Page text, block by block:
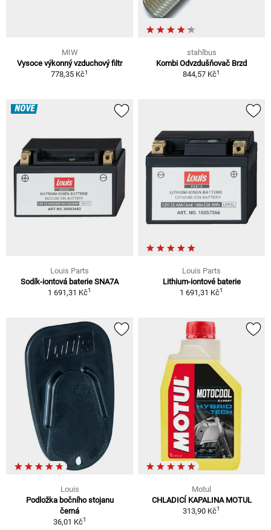
MIW
Vysoce výkonný vzduchový filtr
778,35 Kč1
stahlbus
Kombi Odvzdušňovač Brzd
844,57 Kč1
NOVÉ
Louis Parts
Sodík-iontová baterie SNA7A
1 691,31 Kč1
Louis Parts
Lithium-iontové baterie
1 691,31 Kč1
Louis
Podložka bočního stojanu
černá
36,01 Kč1
Motul
CHLADICÍ KAPALINA MOTUL
313,90 Kč1